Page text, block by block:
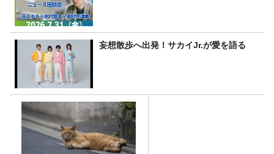
妄想散歩へ出発！サカイJr.が愛を語る